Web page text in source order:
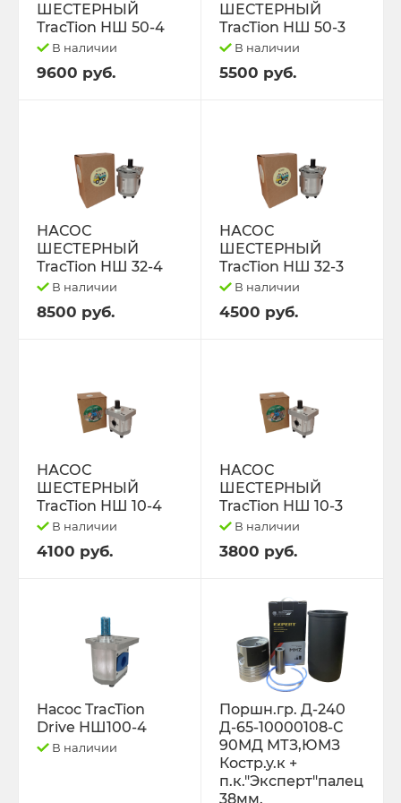
ШЕСТЕРНЫЙ
TracTion НШ 50-4
В наличии
9600 руб.
ШЕСТЕРНЫЙ
TracTion НШ 50-3
В наличии
5500 руб.
НАСОС
ШЕСТЕРНЫЙ
TracTion НШ 32-4
В наличии
8500 руб.
НАСОС
ШЕСТЕРНЫЙ
TracTion НШ 32-3
В наличии
4500 руб.
НАСОС
ШЕСТЕРНЫЙ
TracTion НШ 10-4
В наличии
4100 руб.
НАСОС
ШЕСТЕРНЫЙ
TracTion НШ 10-3
В наличии
3800 руб.
Насос TracTion
Drive НШ100-4
В наличии
Поршн.гр. Д-240
Д-65-10000108-С
90МД МТЗ,ЮМЗ
Костр.у.к +
п.к."Эксперт"палец
38мм.
ПРОКЛАДКИ ГОЛОВКИ БЛОКА
РАДИАТОРЫ ОХЛАЖДЕНИЯ
РАСПРЕДЕЛИТЕЛИ
РАСПЫЛИТЕЛИ,шайбы медные.
РЕЗИНА,диски.
ТО-49
ЯМЗ-236,238,240
ЯМЗ-236.238.240 Ярославль.
СЕЛЬХОЗ-МАШИНЫ
Спецпредложения
ТО-49 , ТО-30. ТО-28
ТОПЛИВОПРОВОДЫ.
Трактор ДТ-175 (ВОЛГАРЬ). ВТ-100
Трактор ДТ-75,Т-4,ТДТ-55 дв.А-41/01,